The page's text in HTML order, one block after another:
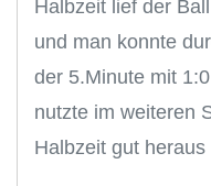
Halbzeit lief der
und man konnte
der 5.Minute mit
nutzte im weiteren
Halbzeit gut